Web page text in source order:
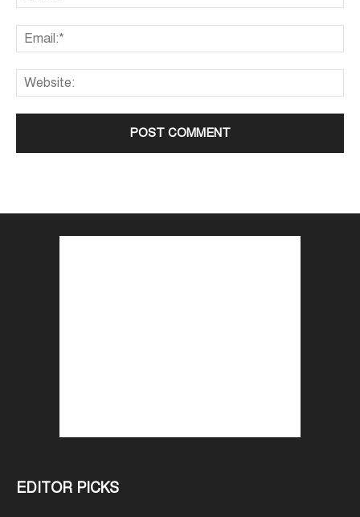
EDITOR PICKS